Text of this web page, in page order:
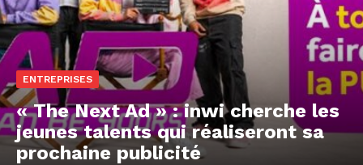
ENTREPRISES
« The Next Ad » : inwi cherche les
jeunes talents qui réaliseront sa
prochaine publicité